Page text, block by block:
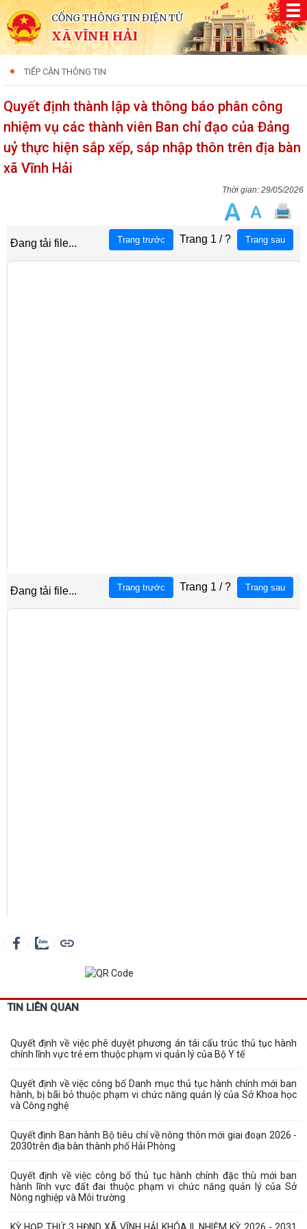
CỔNG THÔNG TIN ĐIỆN TỬ
XÃ VĨNH HẢI
TIẾP CẬN THÔNG TIN
Quyết định thành lập và thông báo phân công
nhiệm vụ các thành viên Ban chỉ đạo của Đảng
uỷ thực hiện sắp xếp, sáp nhập thôn trên địa bàn
xã Vĩnh Hải
29/05/2026
TIN LIÊN QUAN
Quyết định về việc phê duyệt phương án tái cấu trúc thủ tục hành
chính lĩnh vực trẻ em thuộc phạm vi quản lý của Bộ Y tế
Quyết định về việc công bố Danh mục thủ tục hành chính mới ban
hành, bị bãi bỏ thuộc phạm vi chức năng quản lý của Sở Khoa học
và Công nghệ
Quyết định Ban hành Bộ tiêu chí về nông thôn mới giai đoạn 2026 -
2030trên địa bàn thành phố Hải Phòng
Quyết định về việc công bố thủ tục hành chính đặc thù mới ban
hành lĩnh vực đất đai thuộc phạm vi chức năng quản lý của Sở
Nông nghiệp và Môi trường
KỲ HỌP THỨ 3 HĐND XÃ VĨNH HẢI KHÓA II, NHIỆM KỲ 2026 - 2031